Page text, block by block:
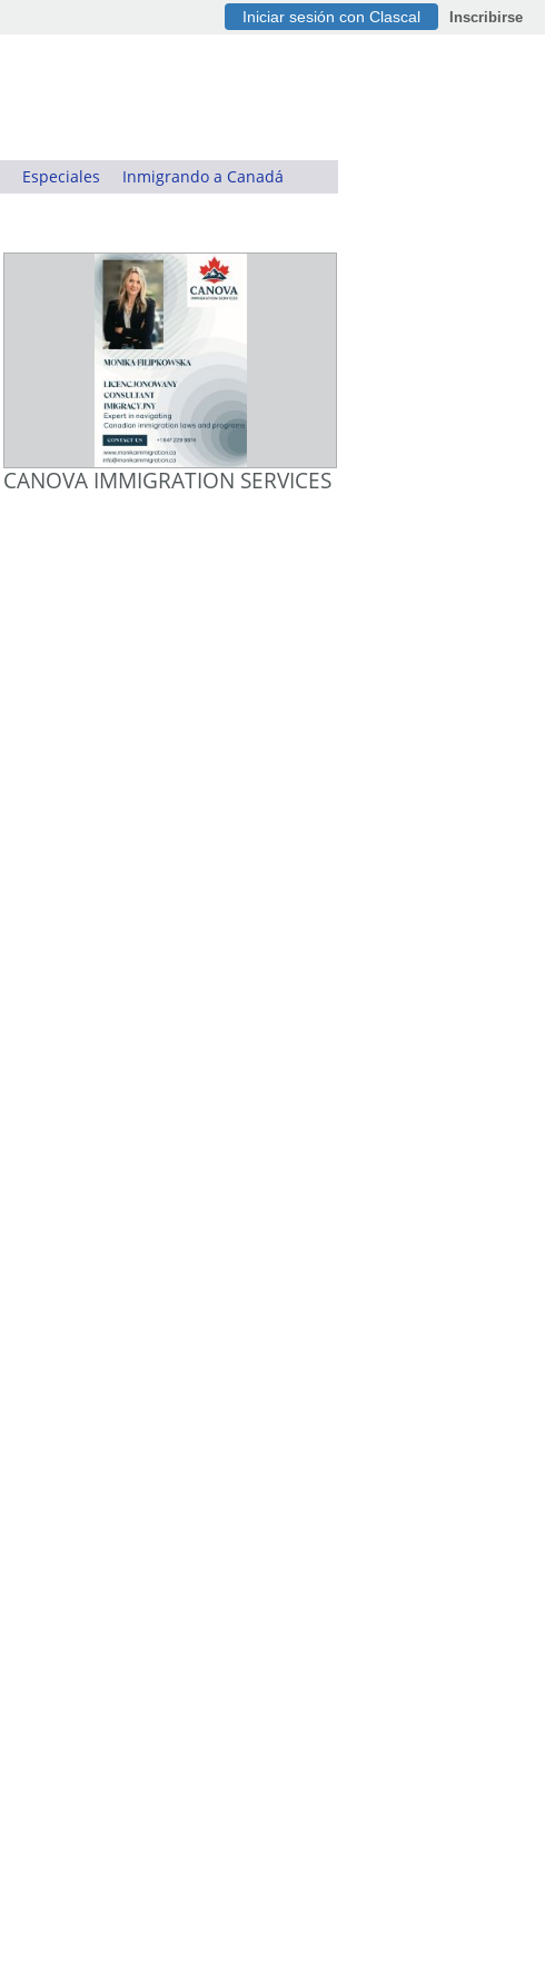
Iniciar sesión con Clascal Inscribirse
Especiales Inmigrando a Canadá
CANOVA IMMIGRATION SERVICES